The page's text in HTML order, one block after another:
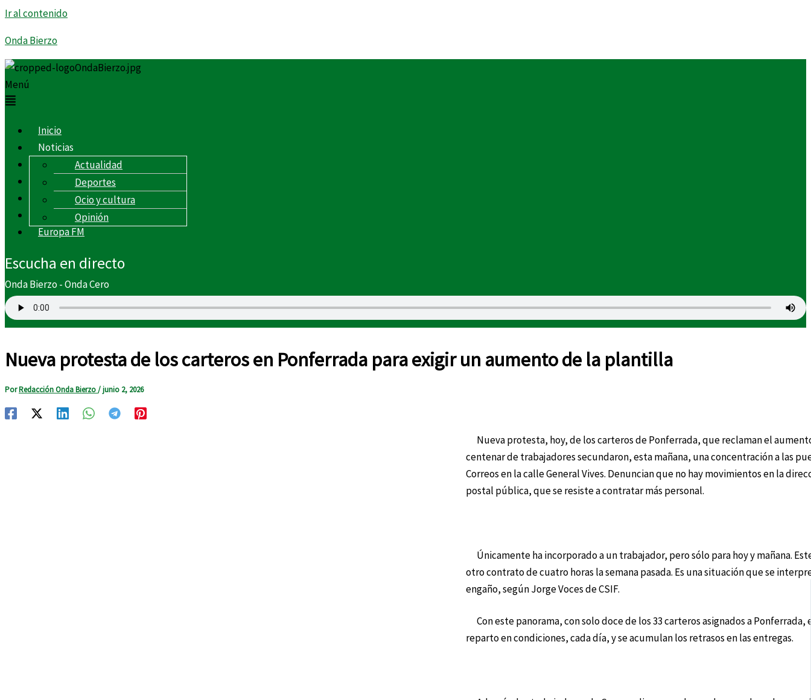
Ir al contenido
Onda Bierzo
Menú
Inicio
Noticias
Actualidad
Deportes
Ocio y cultura
Opinión
Programas
Podcast
Sobre nosotros
Contacto
Europa FM
Escucha en directo
Onda Bierzo - Onda Cero
Nueva protesta de los carteros en Ponferrada para exigir un aumento de la plantilla
PorRedacción Onda Bierzo/junio 2, 2026
Nueva protesta, hoy, de los carteros de Ponferrada, que reclaman el
centenar de trabajadores secundaron, esta mañana, una concentración a las
Correos en la calle General Vives. Denuncian que no hay movimientos en la
postal pública, que se resiste a contratar más personal.
Únicamente ha incorporado a un trabajador, pero sólo para hoy y mañana.
otro contrato de cuatro horas la semana pasada. Es una situación que se
engaño, según Jorge Voces de CSIF.
Con este panorama, con solo doce de los 33 carteros asignados a
reparto en condiciones, cada día, y se acumulan los retrasos en las entregas.